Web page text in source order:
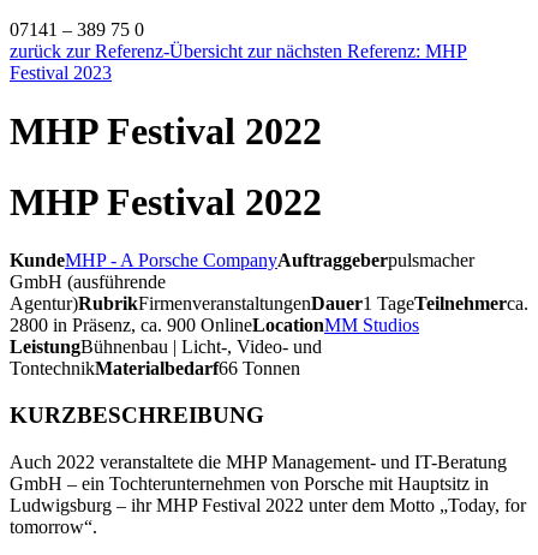
07141 – 389 75 0
zurück zur Referenz-Übersicht zur nächsten Referenz: MHP
Festival 2023
MHP Festival 2022
MHP Festival 2022
KundeMHP - A Porsche CompanyAuftraggeberpulsmacher
GmbH (ausführende
Agentur)RubrikFirmenveranstaltungenDauer1 TageTeilnehmerca.
2800 in Präsenz, ca. 900 OnlineLocationMM Studios
LeistungBühnenbau | Licht-, Video- und
TontechnikMaterialbedarf66 Tonnen
KURZBESCHREIBUNG
Auch 2022 veranstaltete die MHP Management- und IT-Beratung
GmbH – ein Tochterunternehmen von Porsche mit Hauptsitz in
Ludwigsburg – ihr MHP Festival 2022 unter dem Motto „Today, for
tomorrow“.